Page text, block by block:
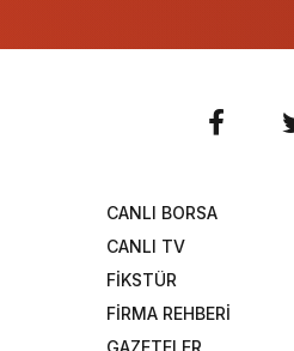
CANLI BORSA
CANLI TV
FİKSTÜR
FİRMA REHBERİ